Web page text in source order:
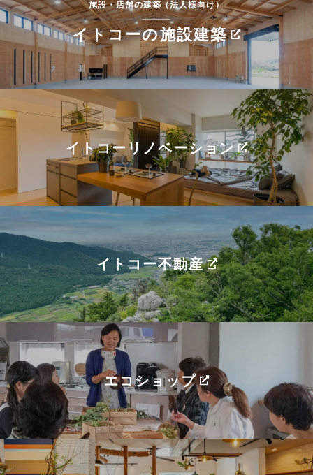
施設・店舗の建築（法人様向け）
イトコーの施設建築
イトコーリノベーション
イトコー不動産
エコショップ